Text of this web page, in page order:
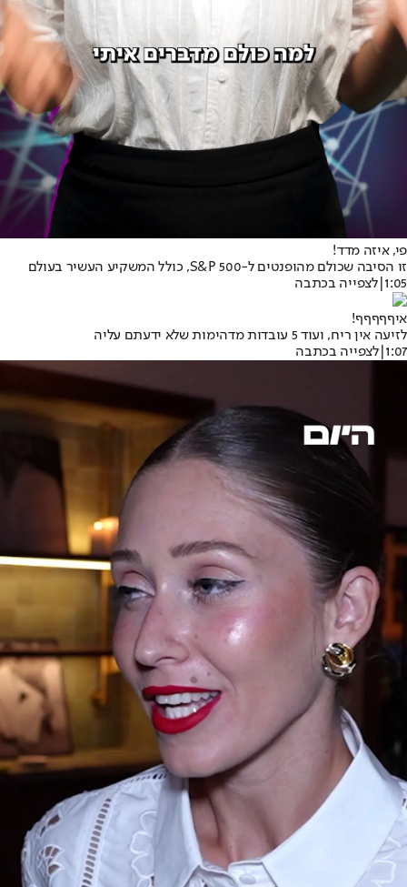
פי, איזה מדד!
זו הסיבה שכולם מהופנטים ל-S&P 500, כולל המשקיע העשיר בעולם
1:05
|לצפייה בכתבה
איףףףףף!
לזיעה אין ריח, ועוד 5 עובדות מדהימות שלא ידעתם עליה
1:07
|לצפייה בכתבה